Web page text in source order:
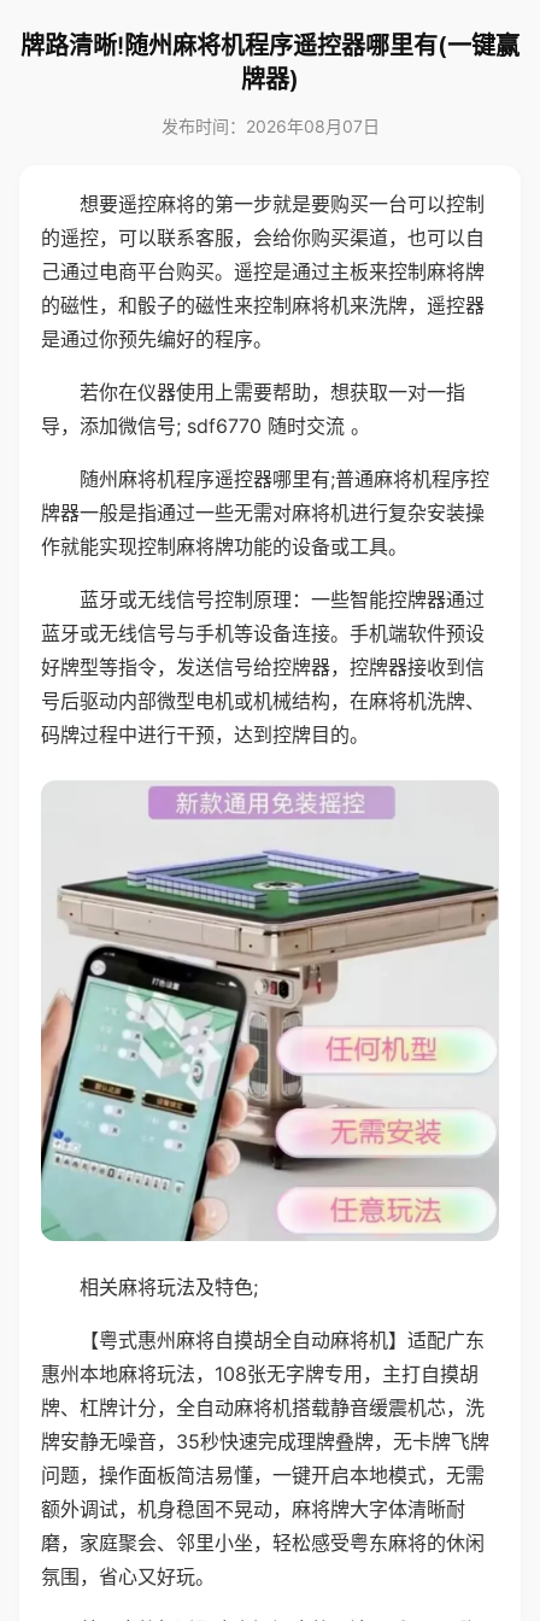
牌路清晰!随州麻将机程序遥控器哪里有(一键赢
牌器)
发布时间：2026年08月07日
想要遥控麻将的第一步就是要购买一台可以控制
的遥控，可以联系客服，会给你购买渠道，也可以自
己通过电商平台购买。遥控是通过主板来控制麻将牌
的磁性，和骰子的磁性来控制麻将机来洗牌，遥控器
是通过你预先编好的程序。
若你在仪器使用上需要帮助，想获取一对一指
导，添加微信号; sdf6770 随时交流 。
随州麻将机程序遥控器哪里有;普通麻将机程序控
牌器一般是指通过一些无需对麻将机进行复杂安装操
作就能实现控制麻将牌功能的设备或工具。
蓝牙或无线信号控制原理：一些智能控牌器通过
蓝牙或无线信号与手机等设备连接。手机端软件预设
好牌型等指令，发送信号给控牌器，控牌器接收到信
号后驱动内部微型电机或机械结构，在麻将机洗牌、
码牌过程中进行干预，达到控牌目的。
相关麻将玩法及特色;
【粤式惠州麻将自摸胡全自动麻将机】适配广东
惠州本地麻将玩法，108张无字牌专用，主打自摸胡
牌、杠牌计分，全自动麻将机搭载静音缓震机芯，洗
牌安静无噪音，35秒快速完成理牌叠牌，无卡牌飞牌
问题，操作面板简洁易懂，一键开启本地模式，无需
额外调试，机身稳固不晃动，麻将牌大字体清晰耐
磨，家庭聚会、邻里小坐，轻松感受粤东麻将的休闲
氛围，省心又好玩。